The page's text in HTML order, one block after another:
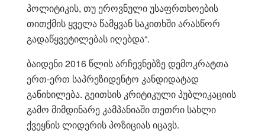
პოლიტიკის, თუ ეროვნული უსაფრთხოების
თითქმის ყველა წამყვან საკითხში არასწორ
გადაწყვეტილებას იღებდა“.
ბაიდენი 2016 წლის არჩევნებზე დემოკრატთა
ერთ-ერთ საპრეზიდენტო კანდიდატად
განიხილება. გეითსის კრიტიკული პუბლიკაციის
გამო მიმდინარე კამპანიაში თეთრი სახლი
ქვეყნის ლიდერის პოზიციას იცავს.